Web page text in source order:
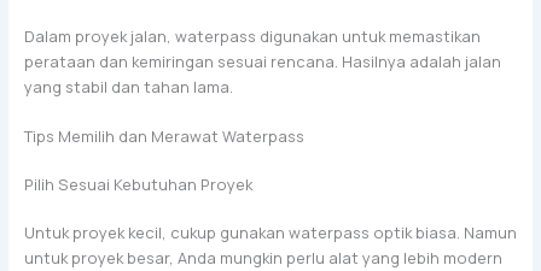
Dalam proyek jalan, waterpass digunakan untuk memastikan
perataan dan kemiringan sesuai rencana. Hasilnya adalah jalan
yang stabil dan tahan lama.
Tips Memilih dan Merawat Waterpass
Pilih Sesuai Kebutuhan Proyek
Untuk proyek kecil, cukup gunakan waterpass optik biasa. Namun
untuk proyek besar, Anda mungkin perlu alat yang lebih modern